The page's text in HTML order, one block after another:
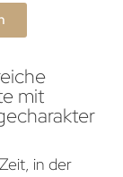
mit
in der